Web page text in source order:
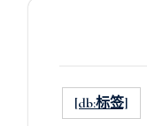
[db:标签]